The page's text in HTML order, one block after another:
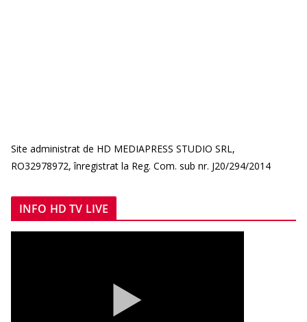
Site administrat de HD MEDIAPRESS STUDIO SRL,
RO32978972, înregistrat la Reg. Com. sub nr. J20/294/2014
INFO HD TV LIVE